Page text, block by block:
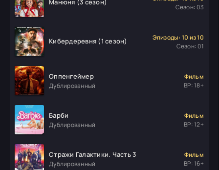
Манюня (3 сезон)
Сезон: 03
Кибердеревня (1 сезон)
Эпизоды: 10 из 10
Сезон: 01
Оппенгеймер
Дублированный
Фильм
ВР: 18+
Барби
Дублированный
Фильм
ВР: 12+
Стражи Галактики. Часть 3
Дублированный
Фильм
ВР: 16+